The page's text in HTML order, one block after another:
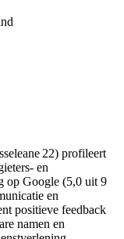
22) profileert
en
op Google (5,0 uit 9
en
positieve feedback
namen en